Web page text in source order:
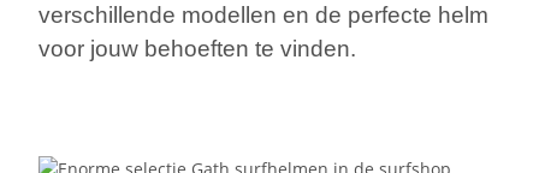
verschillende modellen en de perfecte helm
voor jouw behoeften te vinden.